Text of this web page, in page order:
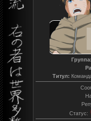
Группа:
Титул:
Статус: